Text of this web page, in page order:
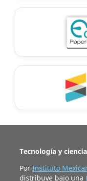
Tecnología y
Por Instituto
distribuye bajo una